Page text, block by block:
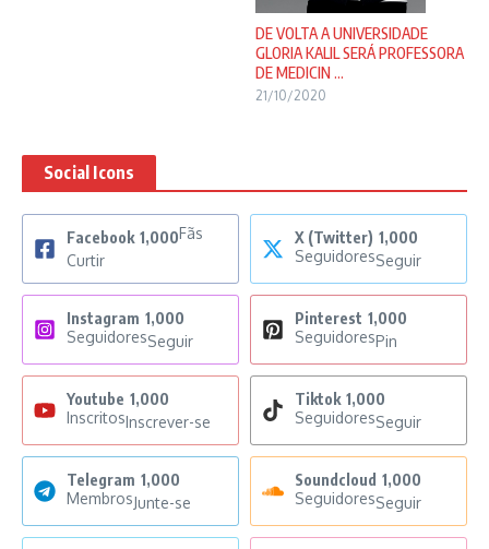
DE VOLTA A UNIVERSIDADE
GLORIA KALIL SERÁ PROFESSORA
DE MEDICIN ...
21/10/2020
Social Icons
Facebook 1,000Fãs
Curtir
X (Twitter) 1,000
SeguidoresSeguir
Instagram 1,000
SeguidoresSeguir
Pinterest 1,000
SeguidoresPin
Youtube 1,000
InscritosInscrever-se
Tiktok 1,000
SeguidoresSeguir
Telegram 1,000
MembrosJunte-se
Soundcloud 1,000
SeguidoresSeguir